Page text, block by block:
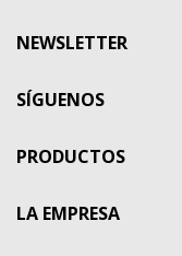
NEWSLETTER
SÍGUENOS
PRODUCTOS
LA EMPRESA